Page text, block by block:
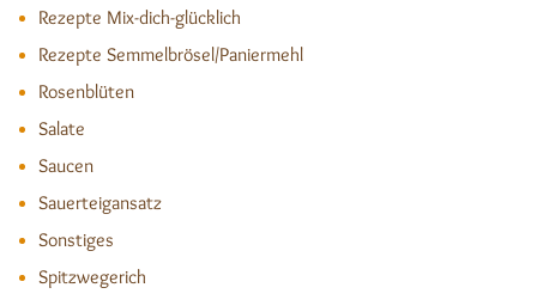
Rezepte Mix-dich-glücklich
Rezepte Semmelbrösel/Paniermehl
Rosenblüten
Salate
Saucen
Sauerteigansatz
Sonstiges
Spitzwegerich